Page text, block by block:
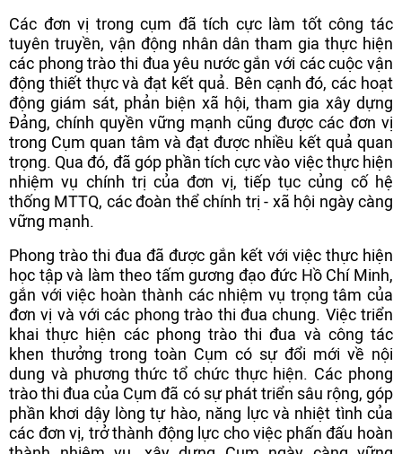
Các đơn vị trong cụm đã tích cực làm tốt công tác
tuyên truyền, vận động nhân dân tham gia thực hiện
các phong trào thi đua yêu nước gắn với các cuộc vận
động thiết thực và đạt kết quả. Bên cạnh đó, các hoạt
động giám sát, phản biện xã hội, tham gia xây dựng
Đảng, chính quyền vững mạnh cũng được các đơn vị
trong Cụm quan tâm và đạt được nhiều kết quả quan
trọng. Qua đó, đã góp phần tích cực vào việc thực hiện
nhiệm vụ chính trị của đơn vị, tiếp tục củng cố hệ
thống MTTQ, các đoàn thể chính trị - xã hội ngày càng
vững mạnh.
Phong trào thi đua đã được gắn kết với việc thực hiện
học tập và làm theo tấm gương đạo đức Hồ Chí Minh,
gắn với việc hoàn thành các nhiệm vụ trọng tâm của
đơn vị và với các phong trào thi đua chung. Việc triển
khai thực hiện các phong trào thi đua và công tác
khen thưởng trong toàn Cụm có sự đổi mới về nội
dung và phương thức tổ chức thực hiện. Các phong
trào thi đua của Cụm đã có sự phát triển sâu rộng, góp
phần khơi dậy lòng tự hào, năng lực và nhiệt tình của
các đơn vị, trở thành động lực cho việc phấn đấu hoàn